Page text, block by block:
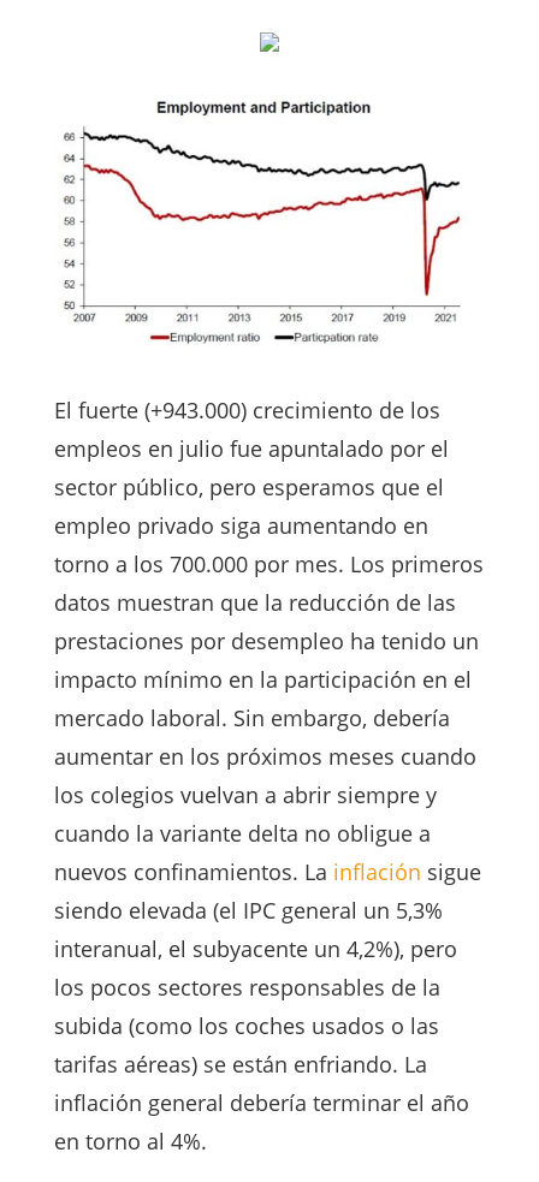
El fuerte (+943.000) crecimiento de los
empleos en julio fue apuntalado por el
sector público, pero esperamos que el
empleo privado siga aumentando en
torno a los 700.000 por mes. Los primeros
datos muestran que la reducción de las
prestaciones por desempleo ha tenido un
impacto mínimo en la participación en el
mercado laboral. Sin embargo, debería
aumentar en los próximos meses cuando
los colegios vuelvan a abrir siempre y
cuando la variante delta no obligue a
nuevos confinamientos. La inflación sigue
siendo elevada (el IPC general un 5,3%
interanual, el subyacente un 4,2%), pero
los pocos sectores responsables de la
subida (como los coches usados o las
tarifas aéreas) se están enfriando. La
inflación general debería terminar el año
en torno al 4%.